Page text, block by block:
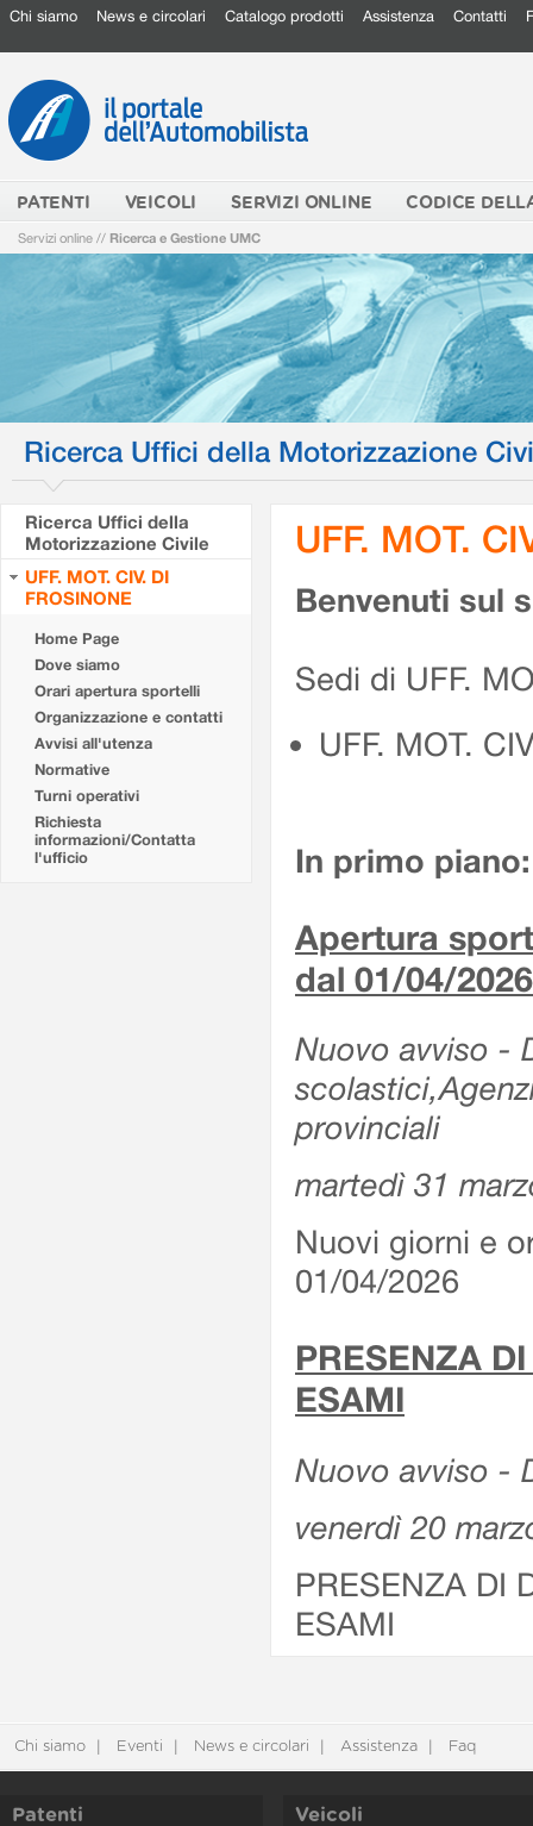
Chi siamo News e circolari Catalogo prodotti Assistenza Contatti
PATENTI VEICOLI SERVIZI ONLINE CODICE
Servizi online // Ricerca e Gestione UMC
Ricerca Uffici della Motorizzazione
Ricerca Uffici della
Motorizzazione Civile
UFF. MOT. CIV. DI
FROSINONE
Home Page
Dove siamo
Orari apertura sportelli
Organizzazione e contatti
Avvisi all'utenza
Normative
Turni operativi
Richiesta
informazioni/Contatta
l'ufficio
UFF. MOT.
Benvenuti sul
Sedi di UFF.
UFF. MOT.
In primo piano:
Apertura
dal 01/04/2026
Nuovo avviso -
provinciali
martedì 31
Nuovi giorni e
01/04/2026
PRESENZA
ESAMI
Nuovo avviso -
venerdì 20
PRESENZA DI
ESAMI
Chi siamo Eventi News e circolari Assistenza Faq
Patenti Veicoli